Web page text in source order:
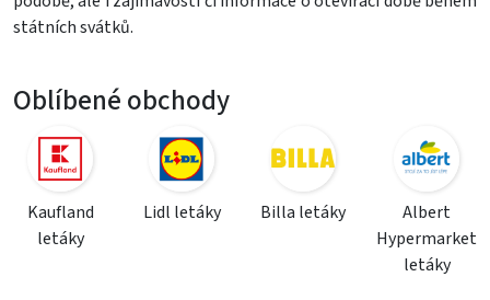
státních svátků.
Oblíbené obchody
Kaufland
letáky
Lidl letáky Billa letáky
Albert
Hypermarket
letáky